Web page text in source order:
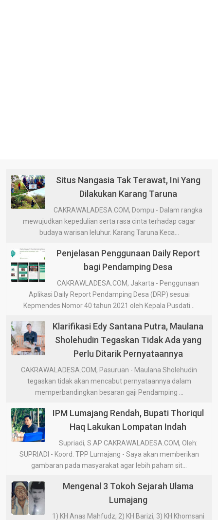
Situs Nangasia Tak Terawat, Ini Yang
Dilakukan Karang Taruna
CAKRAWALADESA.COM, Dompu - Dalam rangka
mewujudkan kepedulian serta rasa cinta terhadap cagar
budaya warisan leluhur. Karang Taruna Keca...
Penjelasan Penggunaan Daily Report
bagi Pendamping Desa
CAKRAWLADESA.COM, Jakarta - Penggunaan
Aplikasi Daily Report Pendamping Desa (DRP) sesuai
Kepmendes Nomor 40 tahun 2021 oleh Kepala Pusdati...
Klarifikasi Edy Santana Putra, Maulana
Sholehudin Tegaskan Tidak Ada yang
Perlu Ditarik Pernyataannya
CAKRAWALADESA.COM, Pasuruan - Maulana Sholehudin
tegaskan tidak akan mencabut pernyataannya dalam
memperbandingkan besaran gaji Pendamping ...
IPM Lumajang Rendah, Bupati Thoriqul
Haq Lakukan Lompatan Indah
Supriadi, S.AP CAKRAWALADESA.COM, Oleh:
SUPRIADI - Koord. TPP Lumajang - Saya akan memberikan
gambaran pada masyarakat agar lebih paham sit...
Mengenal 3 Tokoh Sejarah Ulama
Lumajang
1) KH Anas Mahfudz, 2) KH Barizi, 3) KH Khomsani